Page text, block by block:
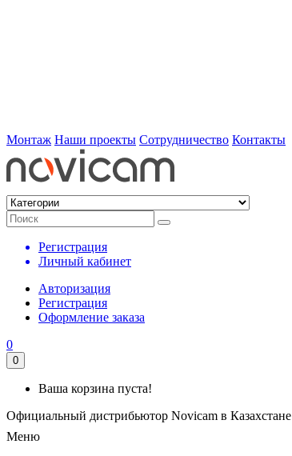
Монтаж Наши проекты Сотрудничество Контакты
Регистрация
Личный кабинет
Авторизация
Регистрация
Оформление заказа
0
0
Ваша корзина пуста!
Официальный дистрибьютор Novicam в Казахстане
Меню